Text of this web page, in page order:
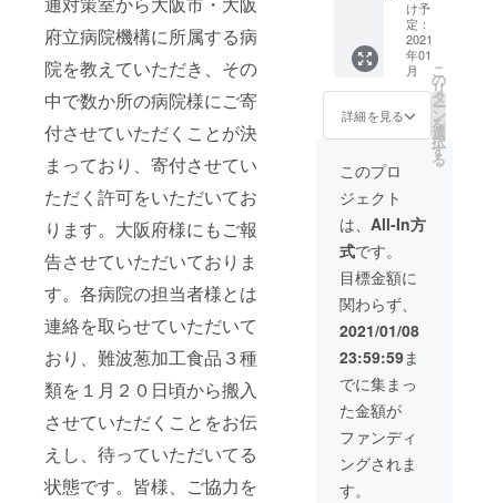
府立病院機構に所属する病
院を教えていただき、その
中で数か所の病院様にご寄
付させていただくことが決
まっており、寄付させてい
ただく許可をいただいてお
ります。大阪府様にもご報
告させていただいておりま
す。各病院の担当者様とは
連絡を取らせていただいて
おり、難波葱加工食品３種
類を１月２０日頃から搬入
させていただくことをお伝
えし、待っていただいてる
状態です。皆様、ご協力を
赤ワイ
ン煮込
み★
シェフ
のスペ
シャリ
テ絶望
ペペロ
ノ★
チーズ
盛り合
わせ★
デザー
ト盛り
合わせ
★カ
フェ★
福岡県
産小麦
を使用
した自
家製
フォ
カッ
チャパ
ン ※メ
ネギせ
んべ
い」３
種類を
４セッ
ト
ラウド
ファン
ディン
グ終了
後に郵
送しま
す。お
電話予
願いし
ます。
期限は
２月１
日～３
月３１
日）
お肉＆
お魚の
Ｗメイ
ン全６
品の
コース
●「難波
ねぎご
はん」
「難波
ねぎ
市住吉
区帝塚
山中３
丁目１
－５）
Lago
シェフ
池邉の
お任せ
コー
ス ４
名様分
の食事
券（税
込１０
０００
円コー
ス食事
券４枚
をクラ
ウド
ファン
ディン
グ終了
後に郵
送しま
け予
定：
2021
年01
月
詳細を見る
こ
の
リ
タ
ー
ン
を
選
択
す
る
このプロ
ジェクト
は、 All-In方
式です。
目標金額に
関わらず、
2021/01/08
23:59:59ま
でに集まっ
た金額が
ファンディ
ングされま
す。